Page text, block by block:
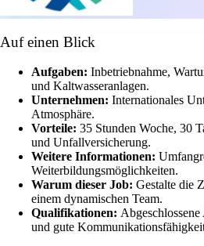
Auf einen Blick
Aufgaben: Inbetriebnahme,
und Kaltwasseranlagen.
Unternehmen: Internationales
Atmosphäre.
Vorteile: 35 Stunden Woche, 30
und Unfallversicherung.
Weitere Informationen:
Weiterbildungsmöglichkeiten.
Warum dieser Job: Gestalte die
einem dynamischen Team.
Qualifikationen:
und gute